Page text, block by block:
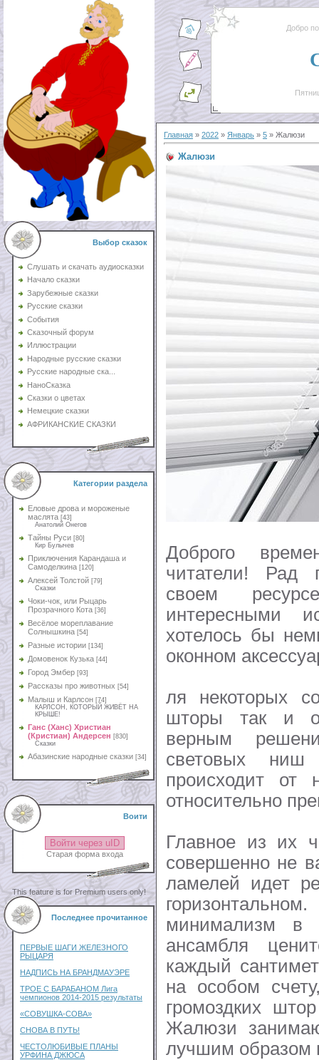
Выбор сказок
Слушать и скачать аудиосказки
Начало сказки
Зарубежные сказки
Русские сказки
События
Сказочный форум
Иллюстрации
Народные русские сказки
Русские народные ска...
НаноСказка
Сказки о цветах
Немецкие сказки
АФРИКАНСКИЕ СКАЗКИ
Категории раздела
Еловые дрова и мороженые
маслята [43]
Анатолий Онегов
Тайны Руси [80]
Кир Булычев
Приключения Карандаша и
Самоделкина [120]
Алексей Толстой [79]
Сказки
Чоки-чок, или Рыцарь
Прозрачного Кота [36]
Весёлое мореплавание
Солнышкина [54]
Разные истории [134]
Домовенок Кузька [44]
Город Эмбер [93]
Рассказы про животных [54]
Малыш и Карлсон [74]
КАРЛСОН, КОТОРЫЙ ЖИВЁТ НА
КРЫШЕ!
Ганс (Ханс) Христиан
(Кристиан) Андерсен [830]
Сказки
Абазинские народные сказки [34]
Воити
Войти через uID
Старая форма входа
This feature is for Premium users only!
Последнее прочитанное
ПЕРВЫЕ ШАГИ ЖЕЛЕЗНОГО
РЫЦАРЯ
НАДПИСЬ НА БРАНДМАУЭРЕ
ТРОЕ С БАРАБАНОМ Лига
чемпионов 2014-2015 результаты
«СОВУШКА-СОВА»
СНОВА В ПУТЬ!
ЧЕСТОЛЮБИВЫЕ ПЛАНЫ
УРФИНА ДЖЮСА
Добро
Главная » 2022 » Январь » 5 » Жалюзи
Жалюзи
Доброго
читатели! Рад
своем
интересными
хотелось бы
оконном
ля некоторых
шторы так и
верным
световых
происходит от
относительно
Главное из их
совершенно не
ламелей идет
минимализм в
ансамбля
каждый
на особом
громоздких
Жалюзи
лучшим образом